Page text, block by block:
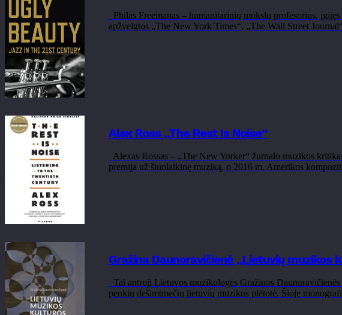
Philas Freemanas – humanitarinių mokslų profesorius,
apžvelgtos „The New York Times“, „The Wall Street
Alex Ross „The Rest Is Noise“
Alexas Rossas – „The New Yorker“ žurnalo muzikos
premija už šiuolaikinę muziką, o 2016 m. Amerikos
Gražina Daunoravičienė „Lietuvių
Tai antroji Lietuvos muzikologės Gražinos
penkių dešimtmečių lietuvių muzikos plėtotė. Šioje